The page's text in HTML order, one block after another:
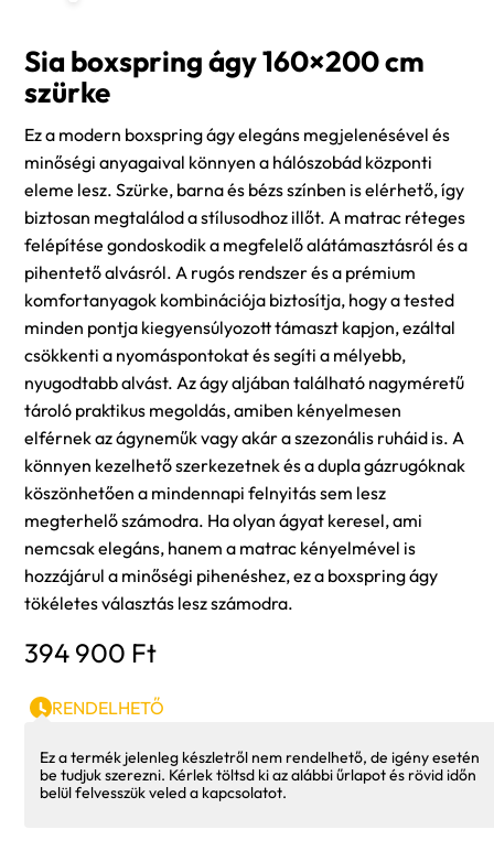
Sia boxspring ágy 160×200 cm
szürke
Ez a modern boxspring ágy elegáns megjelenésével és
minőségi anyagaival könnyen a hálószobád központi
eleme lesz. Szürke, barna és bézs színben is elérhető, így
biztosan megtalálod a stílusodhoz illőt. A matrac réteges
felépítése gondoskodik a megfelelő alátámasztásról és a
pihentető alvásról. A rugós rendszer és a prémium
komfortanyagok kombinációja biztosítja, hogy a tested
minden pontja kiegyensúlyozott támaszt kapjon, ezáltal
csökkenti a nyomáspontokat és segíti a mélyebb,
nyugodtabb alvást. Az ágy aljában található nagyméretű
tároló praktikus megoldás, amiben kényelmesen
elférnek az ágyneműk vagy akár a szezonális ruháid is. A
könnyen kezelhető szerkezetnek és a dupla gázrugóknak
köszönhetően a mindennapi felnyitás sem lesz
megterhelő számodra. Ha olyan ágyat keresel, ami
nemcsak elegáns, hanem a matrac kényelmével is
hozzájárul a minőségi pihenéshez, ez a boxspring ágy
tökéletes választás lesz számodra.
394 900 Ft
RENDELHETŐ
Ez a termék jelenleg készletről nem rendelhető, de igény esetén
be tudjuk szerezni. Kérlek töltsd ki az alábbi űrlapot és rövid időn
belül felvesszük veled a kapcsolatot.